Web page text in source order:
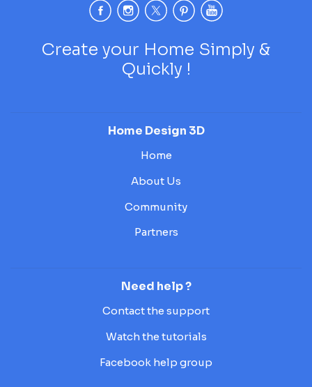
Create your Home Simply &
Quickly !
Home Design 3D
Home
About Us
Community
Partners
Need help ?
Contact the support
Watch the tutorials
Facebook help group